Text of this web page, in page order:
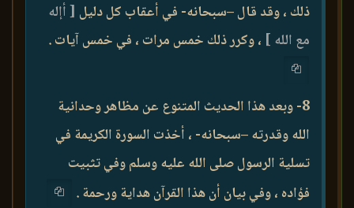
ذلك ، وقد قال –سبحانه- في أعقاب كل دليل [ أإله
مع الله ] ، وكرر ذلك خمس مرات ، في خمس آيات .
8- وبعد هذا الحديث المتنوع عن مظاهر وحدانية
الله وقدرته –سبحانه- ، أخذت السورة الكريمة في
تسلية الرسول صلى الله عليه وسلم وفي تثبيت
فؤاده ، وفي بيان أن هذا القرآن هداية ورحمة .